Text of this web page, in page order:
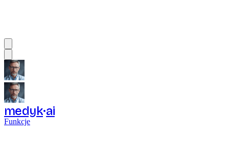
medyk ai
Funkcje